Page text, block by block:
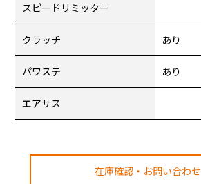
スピードリミッター
クラッチ あり
パワステ あり
エアサス
在庫確認・お問い合わせ